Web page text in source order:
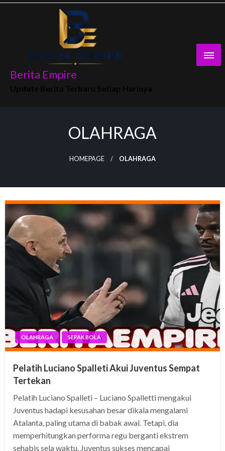
Skip
Berita Empire
OLAHRAGA
HOMEPAGE OLAHRAGA
OLAHRAGA SEPAK BOLA
Pelatih Luciano Spalleti Akui Juventus Sempat
Tertekan
Pelatih Luciano Spalleti – Luciano Spalletti mengakui
Juventus hadapi kesusahan besar dikala mengalami
Atalanta, paling utama di babak awal. Tetapi, dia
memperhitungkan performa regu berganti ekstrem
sehabis sela waktu. Juventus sukses mencapai